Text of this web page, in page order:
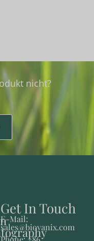
nicht?
Get In Touch
E-Mail:
sales@biovanix.com